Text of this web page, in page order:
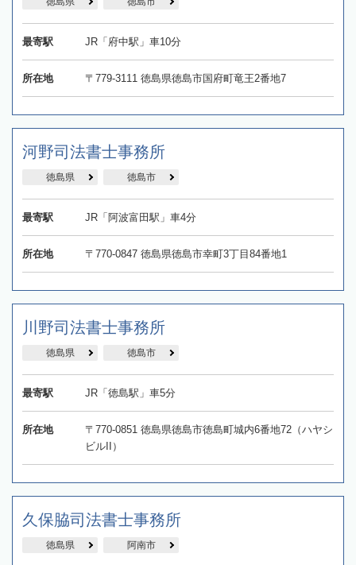
最寄駅 JR「府中駅」車10分
所在地 〒779-3111 徳島県徳島市国府町竜王2番地7
河野司法書士事務所
徳島県 徳島市
最寄駅 JR「阿波富田駅」車4分
所在地 〒770-0847 徳島県徳島市幸町3丁目84番地1
川野司法書士事務所
徳島県 徳島市
最寄駅 JR「徳島駅」車5分
所在地
〒770-0851 徳島県徳島市徳島町城内6番地72（ハヤシ
ビルII）
久保脇司法書士事務所
徳島県 阿南市